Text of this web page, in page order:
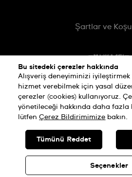
Şartlar ve
SWISS
© SWATCH AG 2026. TÜM HAKLARI
Bu sitedeki çerezler hakkında
Alışveriş deneyiminizi
hizmet verebilmek için yasal
çerezler (cookies) kullanıyoruz.
yönetileceği hakkında daha
lütfenÇerez Bildirimimize bakın.
Seçenekler
Tümünü Reddet